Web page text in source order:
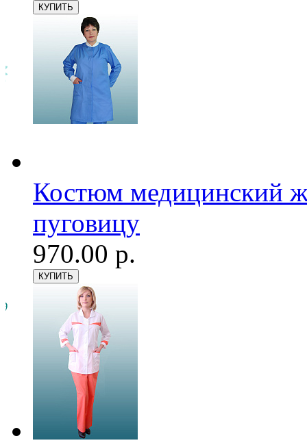
Костюм медицинский
пуговицу
970.00 р.